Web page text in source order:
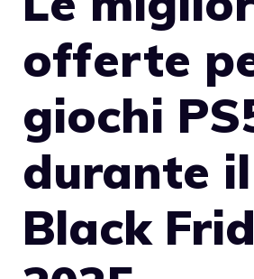
offerte
giochi
durante il
Black